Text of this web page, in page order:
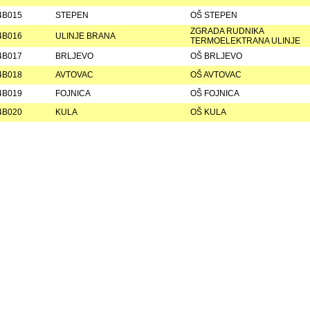
STEPEN OŠ STEPEN
ULINJE BRANA
ZGRADA RUDNIKA
TERMOELEKTRANA ULINJE
BRLJEVO
OŠ BRLJEVO
AVTOVAC
OŠ AVTOVAC
FOJNICA
OŠ FOJNICA
KULA OŠ KULA